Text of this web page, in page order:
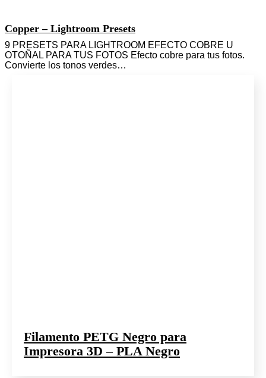
Copper – Lightroom Presets
9 PRESETS PARA LIGHTROOM EFECTO COBRE U
OTOÑAL PARA TUS FOTOS Efecto cobre para tus fotos.
Convierte los tonos verdes…
Filamento PETG Negro para
Impresora 3D – PLA Negro